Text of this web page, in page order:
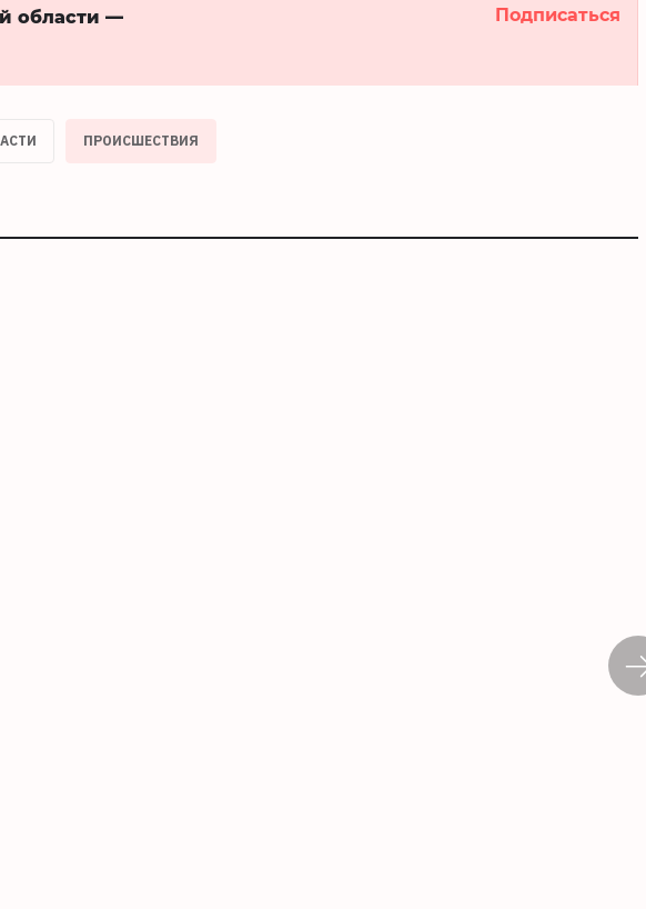
области —
Подписаться
ПРОИСШЕСТВИЯ